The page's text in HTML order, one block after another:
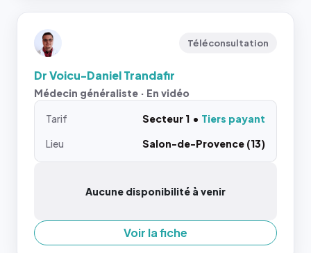
Téléconsultation
Dr Voicu-Daniel Trandafir
Médecin généraliste · En vidéo
Tarif Secteur 1
Tiers payant
Lieu
Salon-de-Provence (13)
Aucune disponibilité à venir
Voir la fiche